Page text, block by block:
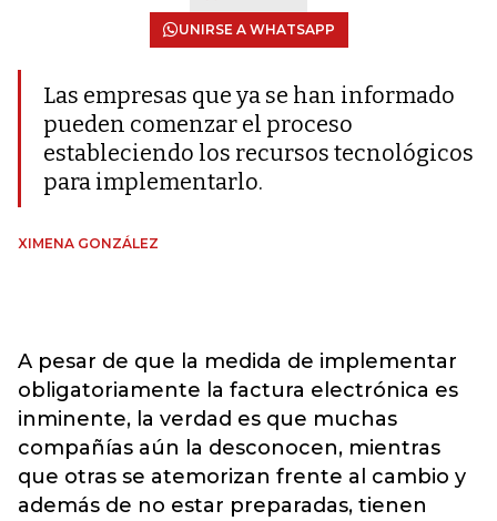
UNIRSE A WHATSAPP
Las empresas que ya se han informado
pueden comenzar el proceso
estableciendo los recursos tecnológicos
para implementarlo.
XIMENA GONZÁLEZ
A pesar de que la medida de implementar
obligatoriamente la factura electrónica es
inminente, la verdad es que muchas
compañías aún la desconocen, mientras
que otras se atemorizan frente al cambio y
además de no estar preparadas, tienen